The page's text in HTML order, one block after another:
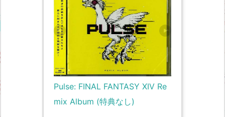
Pulse: FINAL FANTASY XIV Re
mix Album (特典なし)